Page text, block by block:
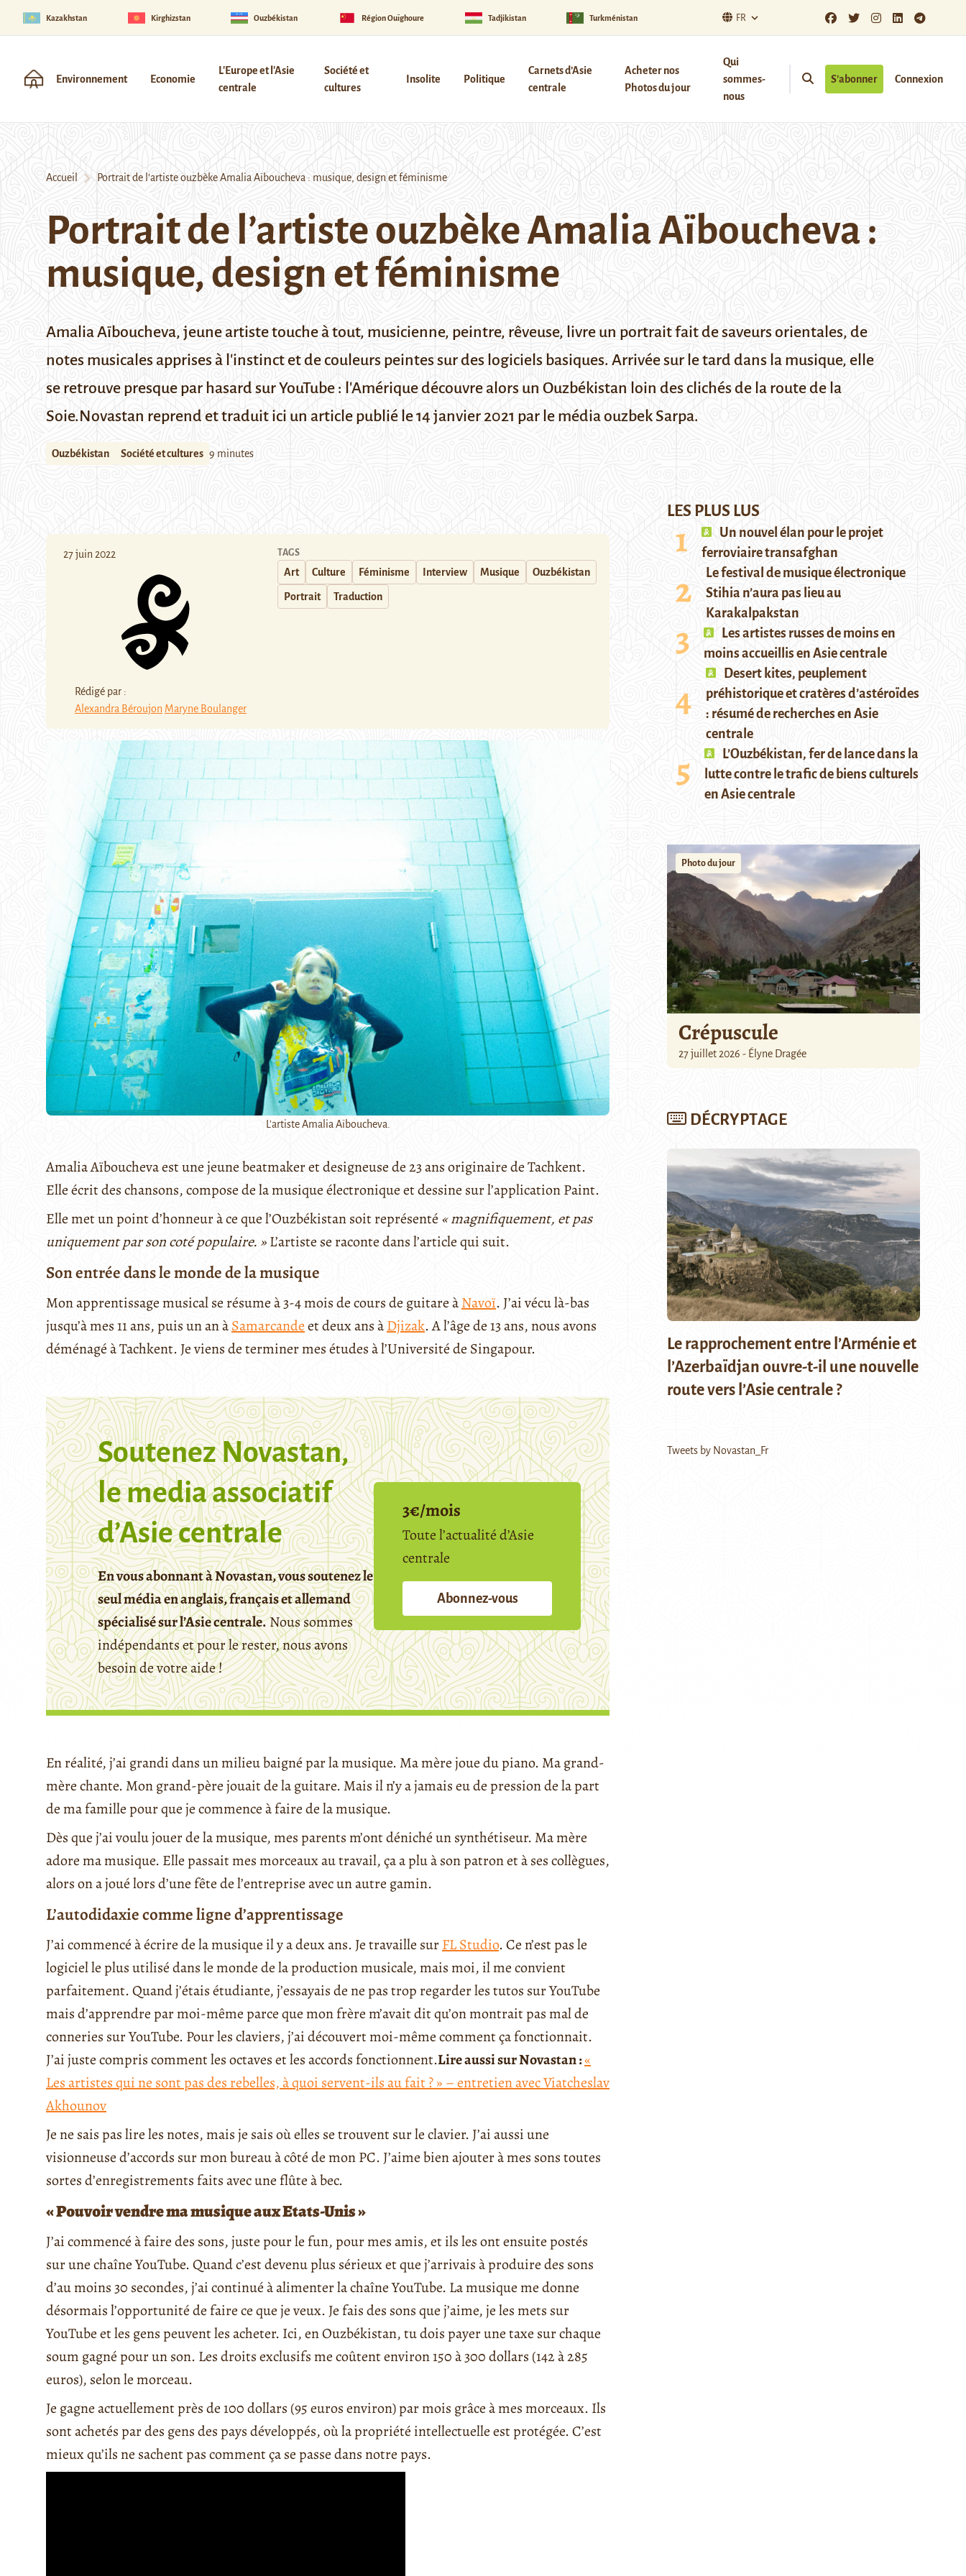
Kazakhstan Kirghizstan Ouzbékistan Région Ouïghoure Tadjikistan Turkménistan FR
Environnement Economie
L'Europe et l'Asie
centrale
Société et
cultures
Insolite Politique
Carnets d’Asie
centrale
Acheter nos
Photos du jour
Qui
sommes-
nous
S’abonner Connexion
Accueil Portrait de l’artiste ouzbèke Amalia Aïboucheva : musique, design et féminisme
Portrait de l’artiste ouzbèke Amalia Aïboucheva :
musique, design et féminisme
Amalia Aïboucheva, jeune artiste touche à tout, musicienne, peintre, rêveuse, livre un portrait fait de saveurs orientales, de
notes musicales apprises à l'instinct et de couleurs peintes sur des logiciels basiques. Arrivée sur le tard dans la musique, elle
se retrouve presque par hasard sur YouTube : l'Amérique découvre alors un Ouzbékistan loin des clichés de la route de la
Soie.Novastan reprend et traduit ici un article publié le 14 janvier 2021 par le média ouzbek Sarpa.
Ouzbékistan Société et cultures 9 minutes
27 juin 2022
Rédigé par :
Alexandra Béroujon Maryne Boulanger
TAGS
Art Culture Féminisme Interview Musique Ouzbékistan
Portrait Traduction
L'artiste Amalia Aïboucheva.
Amalia Aïboucheva est une jeune beatmaker et designeuse de 23 ans originaire de Tachkent.
Elle écrit des chansons, compose de la musique électronique et dessine sur l’application Paint.
Elle met un point d’honneur à ce que l’Ouzbékistan soit représenté « magnifiquement, et pas
uniquement par son coté populaire. »L’artiste se raconte dans l’article qui suit.
Son entrée dans le monde de la musique
Mon apprentissage musical se résume à 3-4 mois de cours de guitare àNavoï. J’ai vécu là-bas
jusqu’à mes 11 ans, puis un an àSamarcandeet deux ans àDjizak. A l’âge de 13 ans, nous avons
déménagé à Tachkent. Je viens de terminer mes études à l’Université de Singapour.
Soutenez Novastan,
le media associatif
d’Asie centrale
En vous abonnant à Novastan, vous soutenez le
seul média en anglais, français et allemand
spécialisé sur l’Asie centrale.Nous sommes
indépendants et pour le rester, nous avons
besoin de votre aide !
3€/mois
Toute l’actualité d’Asie
centrale
Abonnez-vous
En réalité, j’ai grandi dans un milieu baigné par la musique. Ma mère joue du piano. Ma grand-
mère chante. Mon grand-père jouait de la guitare. Mais il n’y a jamais eu de pression de la part
de ma famille pour que je commence à faire de la musique.
Dès que j’ai voulu jouer de la musique, mes parents m’ont déniché un synthétiseur. Ma mère
adore ma musique. Elle passait mes morceaux au travail, ça a plu à son patron et à ses collègues,
alors on a joué lors d’une fête de l’entreprise avec un autre gamin.
L’autodidaxie comme ligne d’apprentissage
J’ai commencé à écrire de la musique il y a deux ans. Je travaille surFL Studio. Ce n’est pas le
logiciel le plus utilisé dans le monde de la production musicale, mais moi, il me convient
parfaitement. Quand j’étais étudiante, j’essayais de ne pas trop regarder les tutos sur YouTube
mais d’apprendre par moi-même parce que mon frère m’avait dit qu’on montrait pas mal de
conneries sur YouTube. Pour les claviers, j’ai découvert moi-même comment ça fonctionnait.
J’ai juste compris comment les octaves et les accords fonctionnent.Lire aussi sur Novastan :«
Les artistes qui ne sont pas des rebelles, à quoi servent-ils au fait ? » – entretien avec Viatcheslav
Akhounov
Je ne sais pas lire les notes, mais je sais où elles se trouvent sur le clavier. J’ai aussi une
visionneuse d’accords sur mon bureau à côté de mon PC. J’aime bien ajouter à mes sons toutes
sortes d’enregistrements faits avec une flûte à bec.
« Pouvoir vendre ma musique aux Etats-Unis »
J’ai commencé à faire des sons, juste pour le fun, pour mes amis, et ils les ont ensuite postés
sur une chaîne YouTube. Quand c’est devenu plus sérieux et que j’arrivais à produire des sons
d’au moins 30 secondes, j’ai continué à alimenter la chaîne YouTube. La musique me donne
désormais l’opportunité de faire ce que je veux. Je fais des sons que j’aime, je les mets sur
YouTube et les gens peuvent les acheter. Ici, en Ouzbékistan, tu dois payer une taxe sur chaque
soum gagné pour un son. Les droits exclusifs me coûtent environ 150 à 300 dollars (142 à 285
euros), selon le morceau.
Je gagne actuellement près de 100 dollars (95 euros environ) par mois grâce à mes morceaux. Ils
sont achetés par des gens des pays développés, où la propriété intellectuelle est protégée. C’est
mieux qu’ils ne sachent pas comment ça se passe dans notre pays.
LES PLUS LUS
Un nouvel élan pour le projet
ferroviaire transafghan
Le festival de musique électronique
Stihia n’aura pas lieu au
Karakalpakstan
Les artistes russes de moins en
moins accueillis en Asie centrale
Desert kites, peuplement
préhistorique et cratères d’astéroïdes
: résumé de recherches en Asie
centrale
L’Ouzbékistan, fer de lance dans la
lutte contre le trafic de biens culturels
en Asie centrale
Photo du jour
Crépuscule
27 juillet 2026 - Élyne Dragée
DÉCRYPTAGE
Le rapprochement entre l’Arménie et
l’Azerbaïdjan ouvre-t-il une nouvelle
route vers l’Asie centrale ?
Tweets by Novastan_Fr